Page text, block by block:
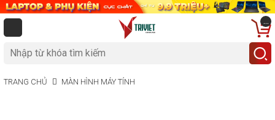
...
TRANG CHỦ MÀN HÌNH MÁY TÍNH